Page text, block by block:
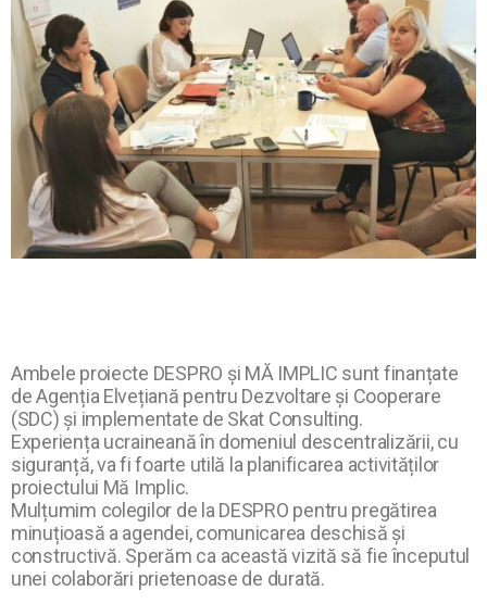
Ambele proiecte DESPRO și MĂ IMPLIC sunt finanțate
de Agenția Elvețiană pentru Dezvoltare și Cooperare
(SDC) și implementate de Skat Consulting.
Experiența ucraineană în domeniul descentralizării, cu
siguranță, va fi foarte utilă la planificarea activităților
proiectului Mă Implic.
Mulțumim colegilor de la DESPRO pentru pregătirea
minuțioasă a agendei, comunicarea deschisă și
constructivă. Sperăm ca această vizită să fie începutul
unei colaborări prietenoase de durată.